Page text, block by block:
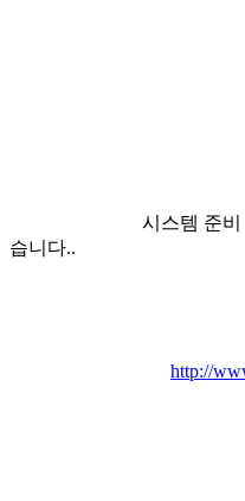
시스템 준비 전까지
습니다..
http://